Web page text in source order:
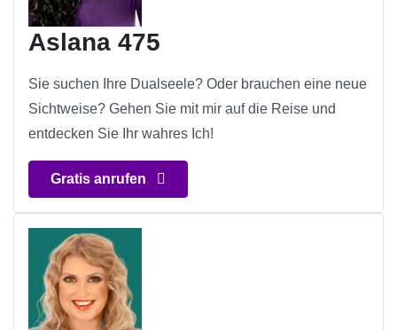
Aslana 475
Sie suchen Ihre Dualseele? Oder brauchen eine neue
Sichtweise? Gehen Sie mit mir auf die Reise und
entdecken Sie Ihr wahres Ich!
Gratis anrufen